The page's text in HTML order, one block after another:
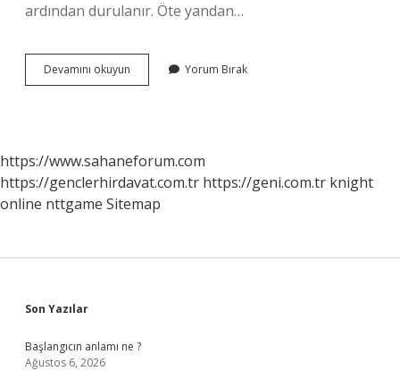
ardından durulanır. Öte yandan…
Devamını okuyun
Mask
Yorum Bırak
https://www.sahaneforum.com
https://genclerhirdavat.com.tr https://geni.com.tr knight
online nttgame Sitemap
Sidebar
Son Yazılar
Başlangıcın anlamı ne ?
Ağustos 6, 2026